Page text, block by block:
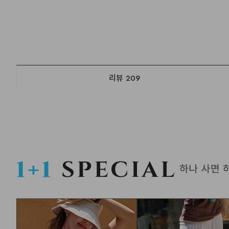
리뷰 209